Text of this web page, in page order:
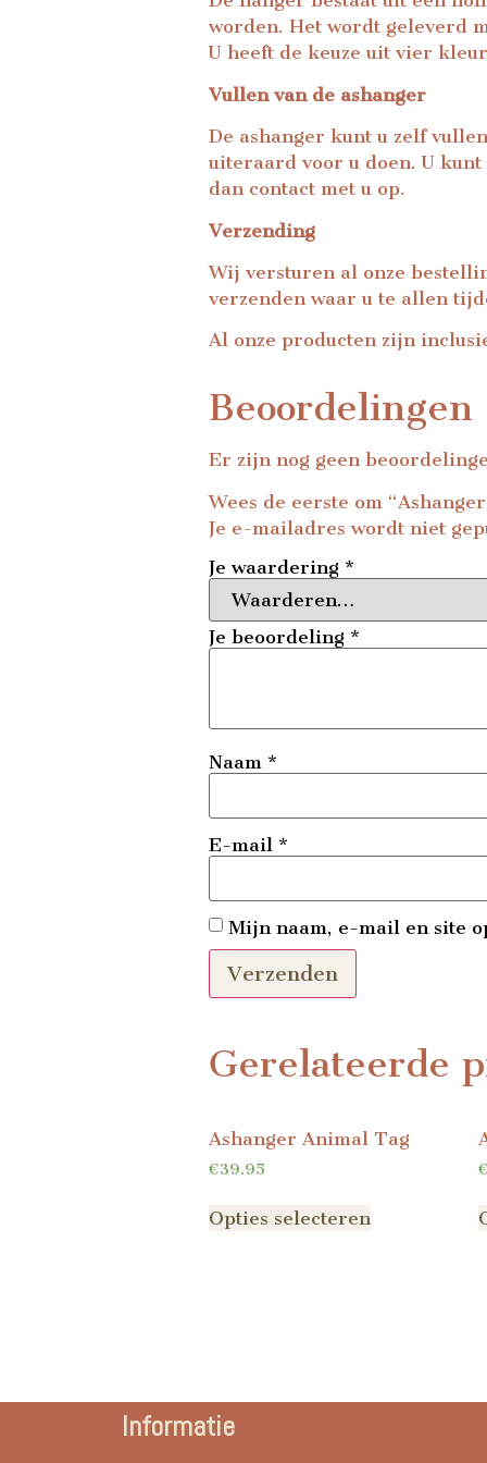
worden. Het wordt geleverd
U heeft de keuze uit vier
Vullen van de ashanger
De ashanger kunt u zelf
uiteraard voor u doen. U
dan contact met u op.
Verzending
Wij versturen al onze
verzenden waar u te allen
Al onze producten zijn
Beoordelingen
Er zijn nog geen
Wees de eerste om
Je e-mailadres wordt niet
Je waardering *
Je beoordeling *
Naam *
E-mail *
Mijn naam, e-mail en site
Gerelateerde
Ashanger Animal Tag
€39.95
Opties selecteren
Informatie